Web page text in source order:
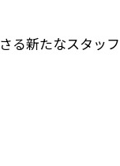
る新たなスタッフ